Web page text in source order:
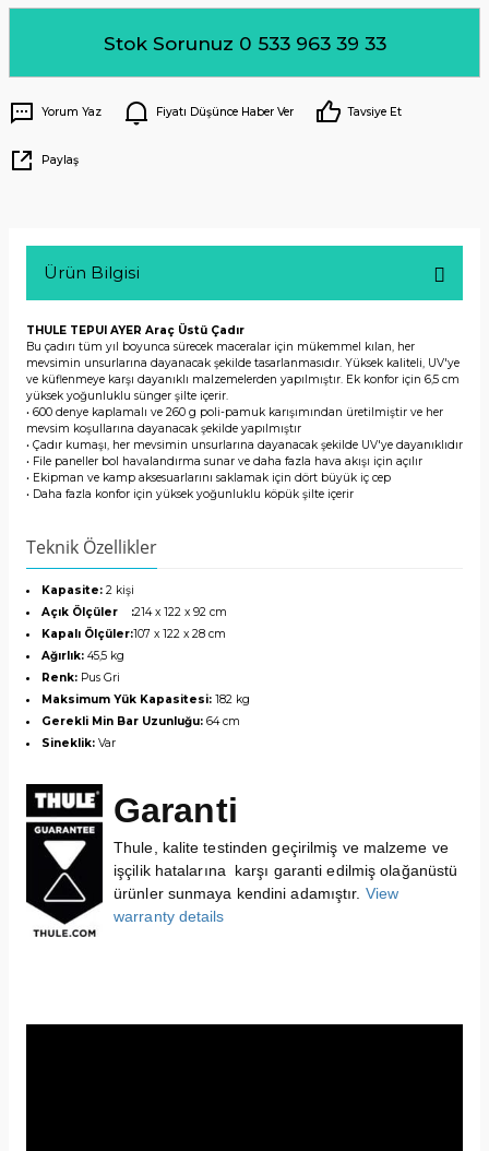
Stok Sorunuz 0 533 963 39 33
Yorum Yaz Fiyatı Düşünce Haber Ver Tavsiye Et
Paylaş
Ürün Bilgisi
THULE TEPUI AYER Araç Üstü Çadır
Bu çadırı tüm yıl boyunca sürecek maceralar için mükemmel kılan, her
mevsimin unsurlarına dayanacak şekilde tasarlanmasıdır. Yüksek kaliteli, UV'ye
ve küflenmeye karşı dayanıklı malzemelerden yapılmıştır. Ek konfor için 6,5 cm
yüksek yoğunluklu sünger şilte içerir.
• 600 denye kaplamalı ve 260 g poli-pamuk karışımından üretilmiştir ve her
mevsim koşullarına dayanacak şekilde yapılmıştır
• Çadır kumaşı, her mevsimin unsurlarına dayanacak şekilde UV'ye dayanıklıdır
• File paneller bol havalandırma sunar ve daha fazla hava akışı için açılır
• Ekipman ve kamp aksesuarlarını saklamak için dört büyük iç cep
• Daha fazla konfor için yüksek yoğunluklu köpük şilte içerir
Teknik Özellikler
Kapasite: 2 kişi
Açık Ölçüler :214 x 122 x 92 cm
Kapalı Ölçüler:107 x 122 x 28 cm
Ağırlık: 45,5 kg
Renk: Pus Gri
Maksimum Yük Kapasitesi: 182 kg
Gerekli Min Bar Uzunluğu:64 cm
Sineklik: Var
Garanti
Thule, kalite testinden geçirilmiş ve malzeme ve
işçilik hatalarına karşı garanti edilmiş olağanüstü
ürünler sunmaya kendini adamıştır. View
warranty details